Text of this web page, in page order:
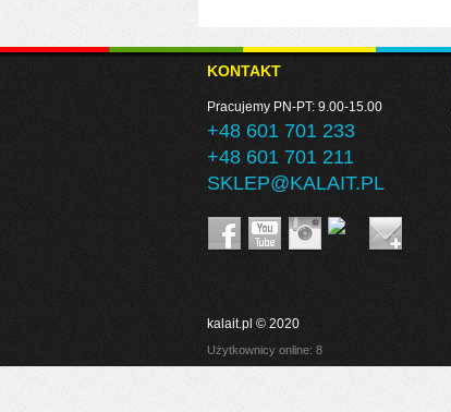
KONTAKT
Pracujemy PN-PT: 9.00-15.00
+48 601 701 233
+48 601 701 211
SKLEP@KALAIT.PL
kalait.pl © 2020
Użytkownicy online: 8